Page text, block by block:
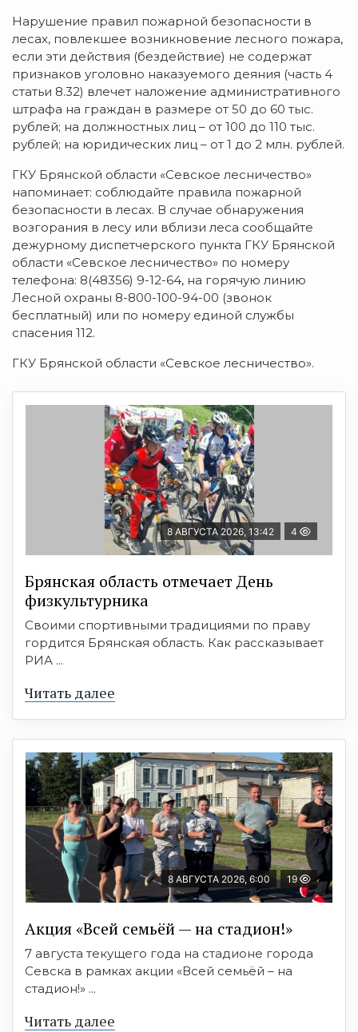
Нарушение правил пожарной безопасности в
лесах, повлекшее возникновение лесного пожара,
если эти действия (бездействие) не содержат
признаков уголовно наказуемого деяния (часть 4
статьи 8.32) влечет наложение административного
штрафа на граждан в размере от 50 до 60 тыс.
рублей; на должностных лиц – от 100 до 110 тыс.
рублей; на юридических лиц – от 1 до 2 млн. рублей.
ГКУ Брянской области «Севское лесничество»
напоминает: соблюдайте правила пожарной
безопасности в лесах. В случае обнаружения
возгорания в лесу или вблизи леса сообщайте
дежурному диспетчерского пункта ГКУ Брянской
области «Севское лесничество» по номеру
телефона: 8(48356) 9-12-64, на горячую линию
Лесной охраны 8-800-100-94-00 (звонок
бесплатный) или по номеру единой службы
спасения 112.
ГКУ Брянской области «Севское лесничество».
8 АВГУСТА 2026, 13:42 4
Брянская область отмечает День
физкультурника
Своими спортивными традициями по праву
гордится Брянская область. Как рассказывает
РИА ...
Читать далее
8 АВГУСТА 2026, 6:00 19
Акция «Всей семьёй — на стадион!»
7 августа текущего года на стадионе города
Севска в рамках акции «Всей семьёй – на
стадион!» ...
Читать далее